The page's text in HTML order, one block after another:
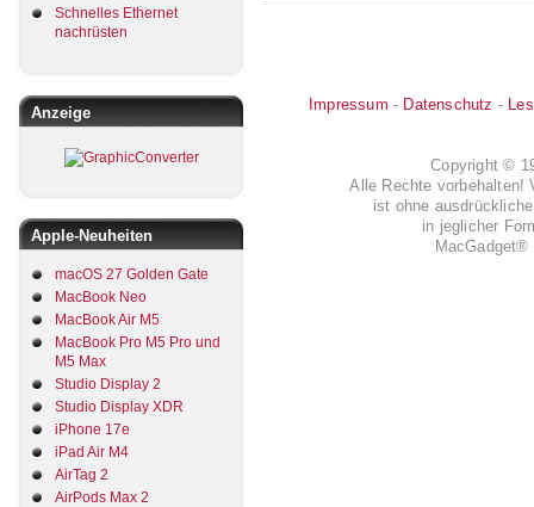
Schnelles Ethernet
nachrüsten
Anzeige
Apple-Neuheiten
macOS 27 Golden Gate
MacBook Neo
MacBook Air M5
MacBook Pro M5 Pro und
M5 Max
Studio Display 2
Studio Display XDR
iPhone 17e
iPad Air M4
AirTag 2
AirPods Max 2
Impressum - Datenschutz -
Copyright ©
Alle Rechte vorbehalten!
ist ohne
in jeglicher
MacGadget®